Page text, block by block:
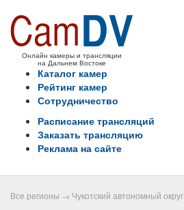
Онлайн камеры и трансляции
на Дальнем Востоке
Каталог камер
Рейтинг камер
Сотрудничество
Расписание трансляций
Заказать трансляцию
Реклама на сайте
Все регионы → Чукотский автономный округ